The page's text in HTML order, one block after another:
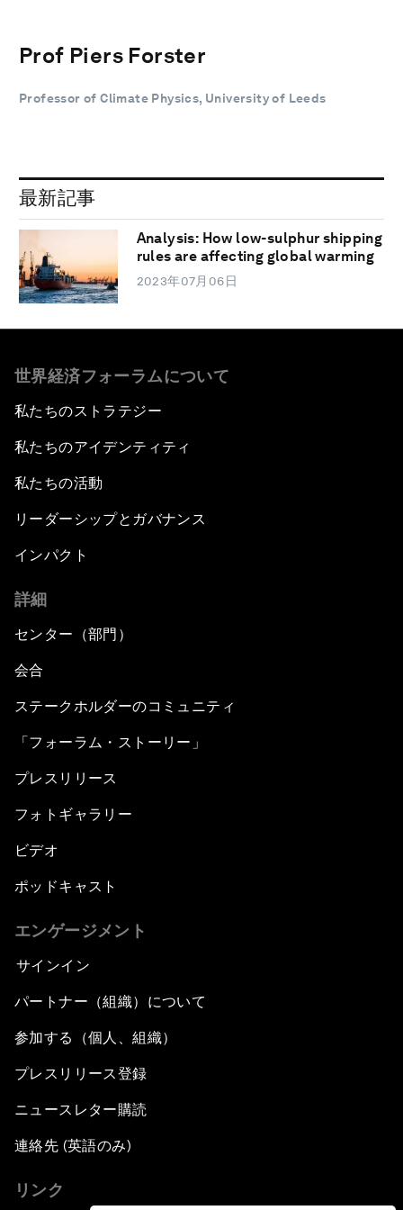
Prof Piers Forster
Professor of Climate Physics, University of Leeds
最新記事
Analysis: How low-sulphur shipping
rules are affecting global warming
2023年07月06日
世界経済フォーラムについて
私たちのストラテジー
私たちのアイデンティティ
私たちの活動
リーダーシップとガバナンス
インパクト
詳細
センター（部門）
会合
ステークホルダーのコミュニティ
「フォーラム・ストーリー」
プレスリリース
フォトギャラリー
ビデオ
ポッドキャスト
エンゲージメント
サインイン
パートナー（組織）について
参加する（個人、組織）
プレスリリース登録
ニュースレター購読
連絡先 (英語のみ)
リンク